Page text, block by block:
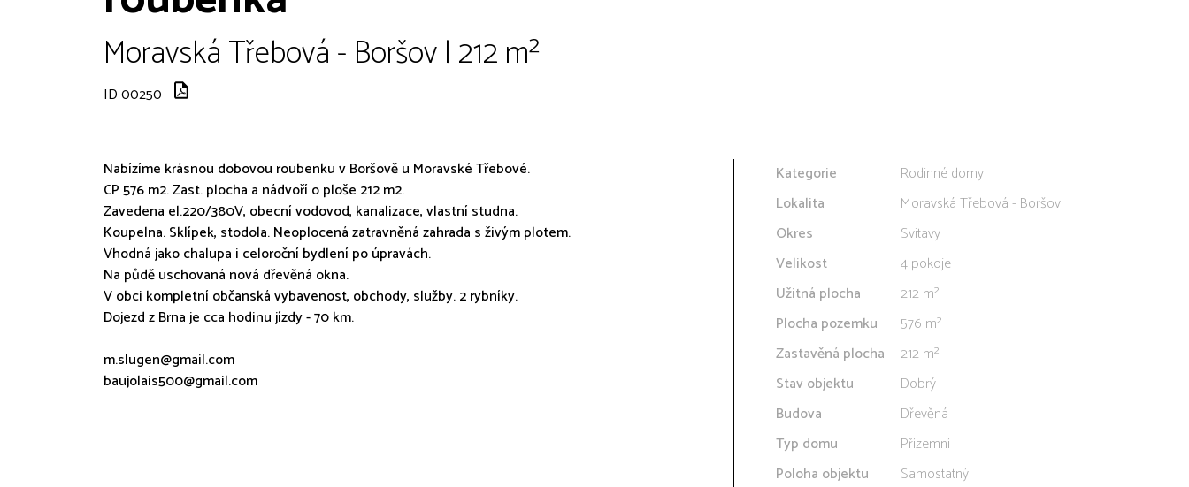
Moravská Třebová - Boršov | 212 m²
ID 00250
Nabízíme krásnou dobovou roubenku v Boršově u Moravské Třebové.
CP 576 m2. Zast. plocha a nádvoří o ploše 212 m2.
Zavedena el.220/380V, obecní vodovod, kanalizace, vlastní studna.
Koupelna. Sklípek, stodola. Neoplocená zatravněná zahrada s živým plotem.
Vhodná jako chalupa i celoroční bydlení po úpravách.
Na půdě uschovaná nová dřevěná okna.
V obci kompletní občanská vybavenost, obchody, služby. 2 rybníky.
Dojezd z Brna je cca hodinu jízdy - 70 km.
m.slugen@gmail.com
baujolais500@gmail.com
Kategorie
Rodinné domy
Lokalita
Moravská Třebová - Boršov
Okres
Svitavy
Velikost
4 pokoje
Užitná plocha
212 m²
Plocha pozemku
576 m²
Zastavěná plocha
212 m²
Stav objektu
Dobrý
Budova
Dřevěná
Typ domu
Přízemní
Poloha objektu
Samostatný